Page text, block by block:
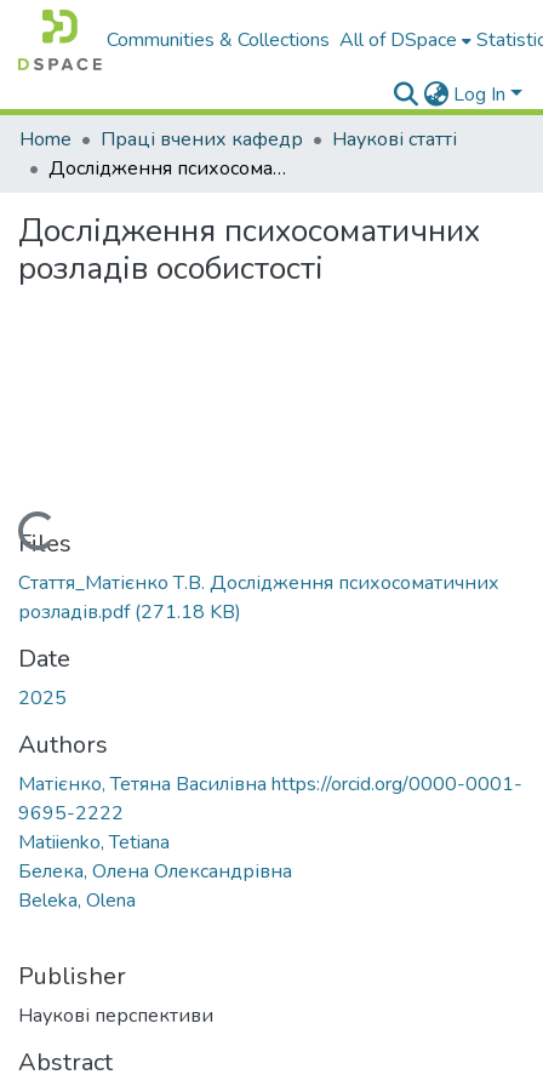
Communities & Collections All of DSpace
Log In
Home
Праці вчених кафедр
Наукові статті
Дослідження психосоматичних розладів особистості
Дослідження психосоматичних
розладів особистості
Files
Стаття_Матієнко Т.В. Дослідження психосоматичних
розладів.pdf(271.18 KB)
Date
2025
Authors
Матієнко, Тетяна Василівна https://orcid.org/0000-0001-
9695-2222
Matiienko, Tetiana
Белека, Олена Олександрівна
Beleka, Olena
Publisher
Наукові перспективи
Abstract